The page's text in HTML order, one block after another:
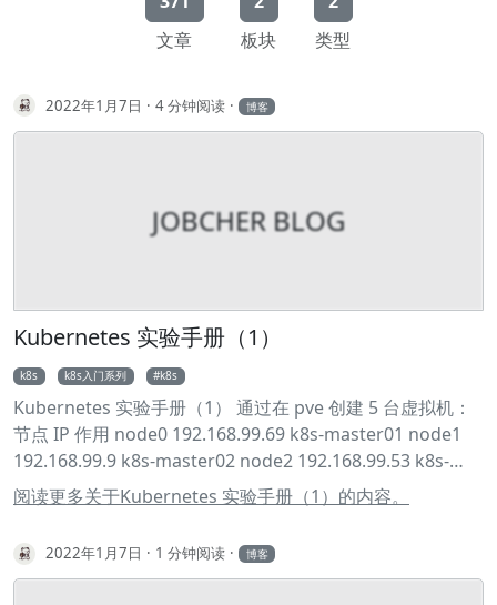
文章
板块
类型
2022年1月7日 4 分钟阅读 博客
JOBCHER BLOG
Kubernetes 实验手册（1）
k8s k8s入门系列 k8s
Kubernetes 实验手册（1） 通过在 pve 创建 5 台虚拟机：
节点 IP 作用 node0 192.168.99.69 k8s-master01 node1
192.168.99.9 k8s-master02 node2 192.168.99.53 k8s-
master03 node3 192.168.99.41 k8s-node01 node4
192.168.99.219 k8s-node02 node5 192.168.99.42 k8s-
master-lb 配置信息 备注 系统版本 Ubuntu Docker
20.10.12 pod 网段 172.168.0.0/12 service 网段
阅读更多关于Kubernetes 实验手册（1）的内容。
2022年1月7日 1 分钟阅读 博客